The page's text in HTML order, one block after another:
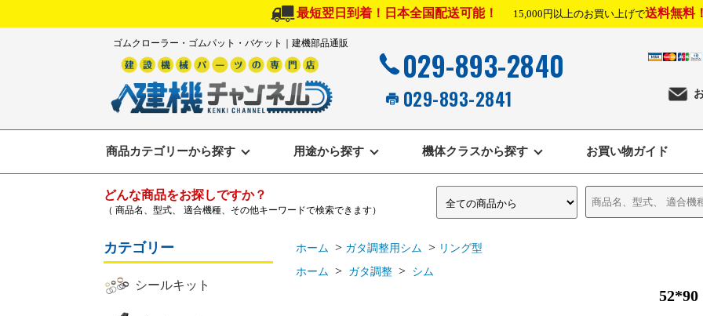
最短翌日到着！日本全国配送可能！ 15,000円以上のお買い上げで送料無料！
ゴムクローラー・ゴムパット・バケット｜建機部品通販
029-893-2840
029-893-2841
商品カテゴリーから探す 用途から探す 機体クラスから探す お買い物ガイド
どんな商品をお探しですか？
（ 商品名、型式、 適合機種、その他キーワードで検索できます）
カテゴリー
シールキット
ホーム > ガタ調整用シム > リング型
ホーム > ガタ調整> シム